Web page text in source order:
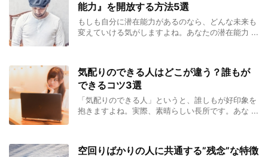
能力』を開放する方法5選
もしも自分に潜在能力があるのなら、どんな未来も
変えていける気がしますよね。あなたの潜在能力 ...
気配りのできる人はどこが違う？誰もが
できるコツ3選
「気配りのできる人」というと、誰しもが好印象を
抱きますよね。実際、素晴らしい長所です。あな ...
空回りばかりの人に共通する”残念”な特徴